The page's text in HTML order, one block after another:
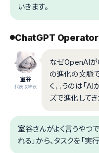
いきます。
ChatGPT Operator
室谷
代表取締役
なぜOpenAIが
の進化の文脈
く言うのは「
ズで進化してき
室谷さんがよく言うやつ
れる」から、タスクを「実